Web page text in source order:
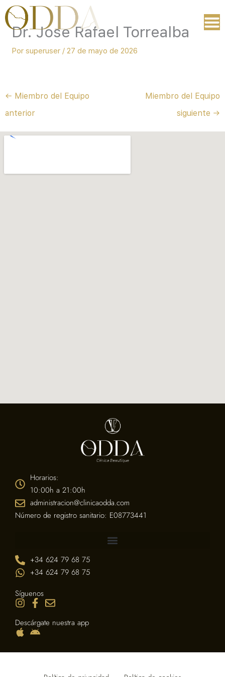
contenido
Dr. Jose Rafael Torrealba
Porsuperuser/27 de mayo de 2026
← Miembro del Equipo
anterior
Miembro del Equipo
siguiente →
Horarios:
10:00h a 21:00h
administracion@clinicaodda.com
Número de registro sanitario: E08773441
+34 624 79 68 75
+34 624 79 68 75
Síguenos
Descárgate nuestra app